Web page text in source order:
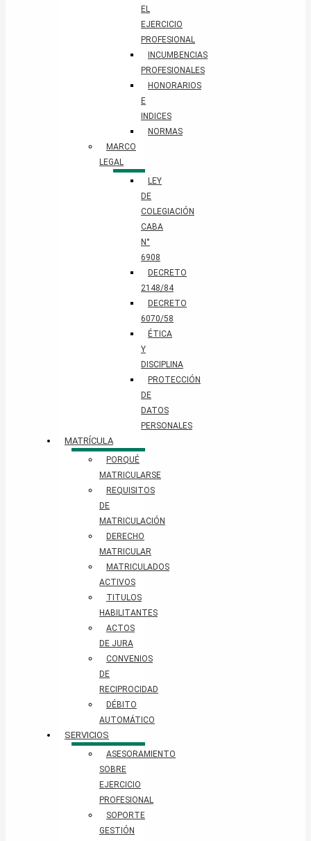
EL
EJERCICIO
PROFESIONAL
INCUMBENCIAS
PROFESIONALES
HONORARIOS
E
INDICES
NORMAS
MARCO
LEGAL
LEY
DE
COLEGIACIÓN
CABA
N°
6908
DECRETO
2148/84
DECRETO
6070/58
ÉTICA
Y
DISCIPLINA
PROTECCIÓN
DE
DATOS
PERSONALES​
MATRÍCULA
PORQUÉ
MATRICULARSE
REQUISITOS
DE
MATRICULACIÓN
DERECHO
MATRICULAR
MATRICULADOS
ACTIVOS
TITULOS
HABILITANTES
ACTOS
DE JURA
CONVENIOS
DE
RECIPROCIDAD
DÉBITO
AUTOMÁTICO
SERVICIOS
ASESORAMIENTO
SOBRE
EJERCICIO
PROFESIONAL
SOPORTE
GESTIÓN